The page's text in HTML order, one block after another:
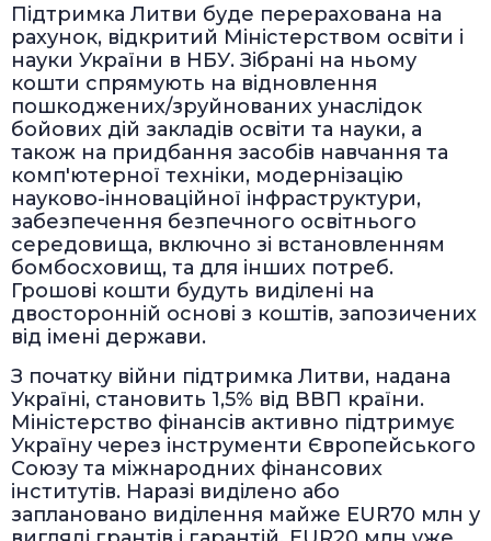
Підтримка Литви буде перерахована на
рахунок, відкритий Міністерством освіти і
науки України в НБУ. Зібрані на ньому
кошти спрямують на відновлення
пошкоджених/зруйнованих унаслідок
бойових дій закладів освіти та науки, а
також на придбання засобів навчання та
комп'ютерної техніки, модернізацію
науково-інноваційної інфраструктури,
забезпечення безпечного освітнього
середовища, включно зі встановленням
бомбосховищ, та для інших потреб.
Грошові кошти будуть виділені на
двосторонній основі з коштів, запозичених
від імені держави.
З початку війни підтримка Литви, надана
Україні, становить 1,5% від ВВП країни.
Міністерство фінансів активно підтримує
Україну через інструменти Європейського
Союзу та міжнародних фінансових
інститутів. Наразі виділено або
заплановано виділення майже EUR70 млн у